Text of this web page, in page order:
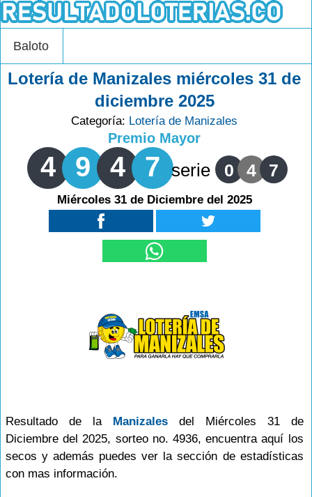
Baloto
Lotería de Manizales miércoles 31 de
diciembre 2025
Categoría: Lotería de Manizales
Premio Mayor
4 9 4 7 serie 0 4 7
Miércoles 31 de Diciembre del 2025
Resultado de la Manizalesdel Miércoles 31 de
Diciembre del 2025, sorteo no. 4936, encuentra aquí los
secos y además puedes ver la sección de estadísticas
con mas información.